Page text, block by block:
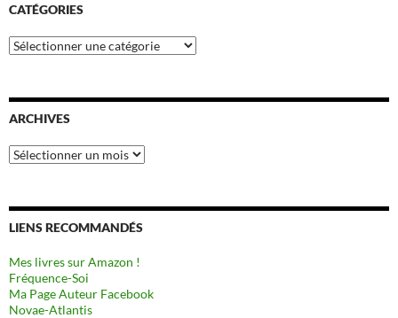
CATÉGORIES
Catégories
ARCHIVES
Archives
LIENS RECOMMANDÉS
Mes livres sur Amazon !
Fréquence-Soi
Ma Page Auteur Facebook
Novae-Atlantis